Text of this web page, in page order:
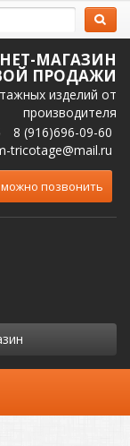
МАГАЗИН
ПРОДАЖИ
изделий от
производителя
8 (916)696-09-60
tricotage@mail.ru
позвонить